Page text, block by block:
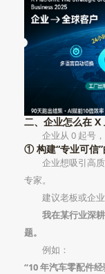
二、企业怎么在 X
企业从 0 起号
① 构建“专业可信
企业想吸引高
专家。
建议老板或企
我在某行业深
题。
例如：
“10 年汽车零配件